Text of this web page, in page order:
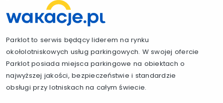
Parklot to serwis będący liderem na rynku
okołolotniskowych usług parkingowych. W swojej ofercie
Parklot posiada miejsca parkingowe na obiektach o
najwyższej jakości, bezpieczeństwie i standardzie
obsługi przy lotniskach na całym świecie.